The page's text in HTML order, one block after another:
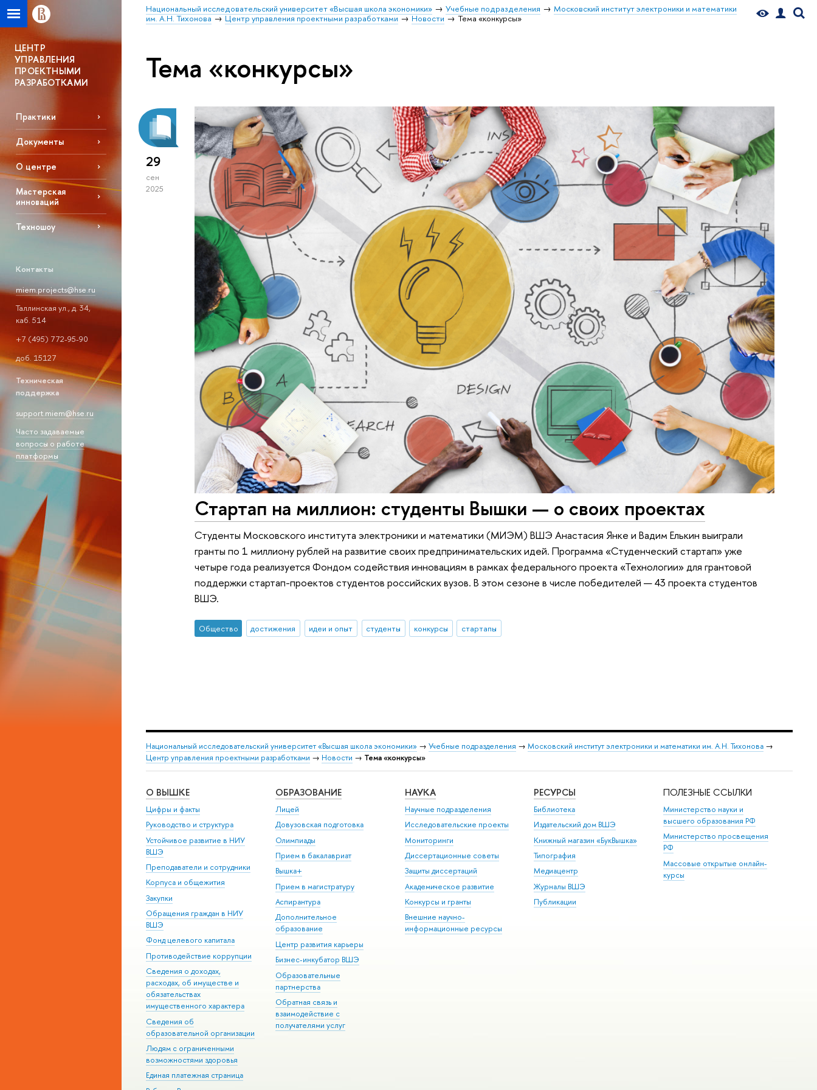
Национальный исследовательский университет «Высшая школа экономики» Учебные подразделения
Московский институт электроники и математики
им. А.Н. Тихонова
Центр управления проектными разработками Новости Тема «конкурсы»
ЦЕНТР
УПРАВЛЕНИЯ
ПРОЕКТНЫМИ
РАЗРАБОТКАМИ
Практики
Документы
О центре
Мастерская
инноваций
Техношоу
Контакты
miem.projects@hse.ru
Таллинская ул., д. 34,
каб. 514
+7 (495) 772-95-90
доб. 15127
Техническая
поддержка
support.miem@hse.ru
Часто задаваемые
вопросы о работе
платформы
Тема «конкурсы»
29
сен
2025
Стартап на миллион: студенты Вышки — о своих проектах
Студенты Московского института электроники и математики (МИЭМ) ВШЭ Анастасия Янке и Вадим Елькин выиграли
гранты по 1 миллиону рублей на развитие своих предпринимательских идей. Программа «Студенческий стартап» уже
четыре года реализуется Фондом содействия инновациям в рамках федерального проекта «Технологии» для грантовой
поддержки стартап-проектов студентов российских вузов. В этом сезоне в числе победителей — 43 проекта студентов
ВШЭ.
Общество достижения идеи и опыт студенты конкурсы стартапы
Национальный исследовательский университет «Высшая школа экономики» → Учебные подразделения → Московский институт электроники и математики им. А.Н. Тихонова →
Центр управления проектными разработками → Новости → Тема «конкурсы»
О ВЫШКЕ
Цифры и факты
Руководство и структура
Устойчивое развитие в НИУ
ВШЭ
Преподаватели и сотрудники
Корпуса и общежития
Закупки
Обращения граждан в НИУ
ВШЭ
Фонд целевого капитала
Противодействие коррупции
Сведения о доходах,
расходах, об имуществе и
обязательствах
имущественного характера
Сведения об
образовательной организации
Людям с ограниченными
возможностями здоровья
Единая платежная страница
ОБРАЗОВАНИЕ
Лицей
Довузовская подготовка
Олимпиады
Прием в бакалавриат
Вышка+
Прием в магистратуру
Аспирантура
Дополнительное
образование
Центр развития карьеры
Бизнес-инкубатор ВШЭ
Образовательные
партнерства
Обратная связь и
взаимодействие с
получателями услуг
НАУКА
Научные подразделения
Исследовательские проекты
Мониторинги
Диссертационные советы
Защиты диссертаций
Академическое развитие
Конкурсы и гранты
Внешние научно-
информационные ресурсы
РЕСУРСЫ
Библиотека
Издательский дом ВШЭ
Книжный магазин «БукВышка»
Типография
Медиацентр
Журналы ВШЭ
Публикации
ПОЛЕЗНЫЕ ССЫЛКИ
Министерство науки и
высшего образования РФ
Министерство просвещения
РФ
Массовые открытые онлайн-
курсы